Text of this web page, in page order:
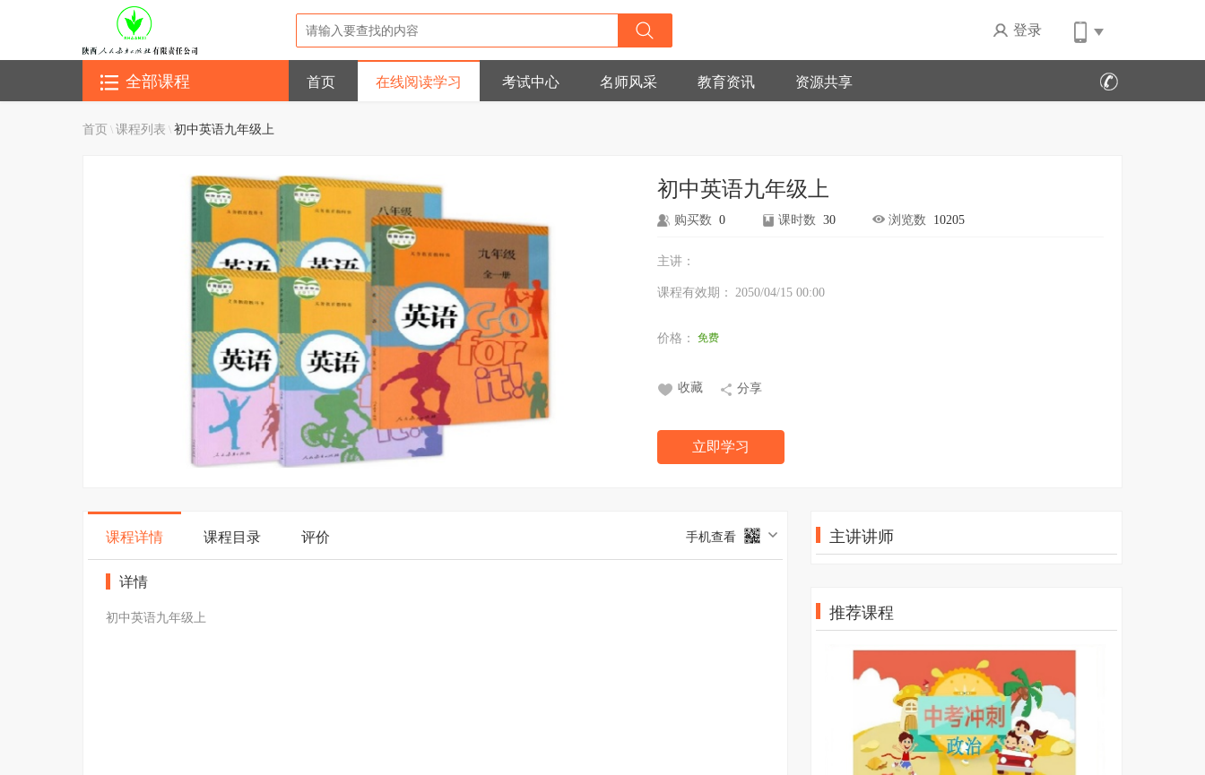
登录
首页 在线阅读学习 考试中心 名师风采 教育资讯 资源共享
全部课程
首页\课程列表 \初中英语九年级上
加载中...
初中英语九年级上
购买数 0 课时数 30 浏览数 10205
主讲：
课程有效期： 2050/04/15 00:00
价格： 免费
收藏 分享
立即学习
课程详情 课程目录 评价 手机查看
详情
初中英语九年级上
主讲讲师
推荐课程